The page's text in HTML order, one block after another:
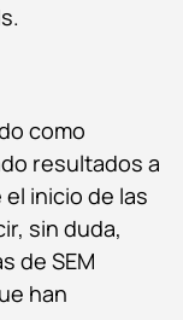
como
resultados a
inicio de las
sin duda,
de SEM
han